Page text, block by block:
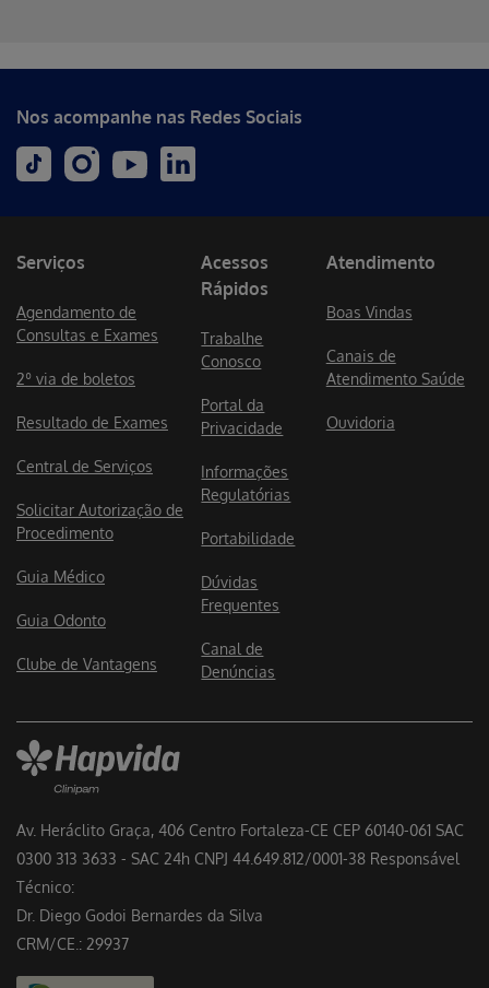
Nos acompanhe nas Redes Sociais
Av. Heráclito Graça, 406 Centro Fortaleza-CE CEP 60140-061 SAC
0300 313 3633 - SAC 24h CNPJ 44.649.812/0001-38 Responsável
Técnico:
Dr. Diego Godoi Bernardes da Silva
CRM/CE.: 29937
Serviços
Agendamento de
Consultas e Exames
2º via de boletos
Resultado de Exames
Central de Serviços
Solicitar Autorização de
Procedimento
Guia Médico
Guia Odonto
Clube de Vantagens
Acessos
Rápidos
Trabalhe
Conosco
Portal da
Privacidade
Informações
Regulatórias
Portabilidade
Dúvidas
Frequentes
Canal de
Denúncias
Atendimento
Boas Vindas
Canais de
Atendimento Saúde
Ouvidoria